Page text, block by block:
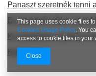
Panaszt szeretnék tenni
El szeretnék állni a
Ki szeretném cserélni a
Kapcsolat
This page uses cookie files
Cookies Usage Policy. You
access to cookie files in your
Close